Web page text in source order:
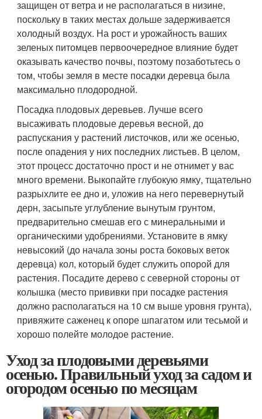
защищен от ветра и не располагаться в низине,
поскольку в таких местах дольше задерживается
холодный воздух. На рост и урожайность ваших
зеленых питомцев первоочередное влияние будет
оказывать качество почвы, поэтому позаботьтесь о
том, чтобы земля в месте посадки деревца была
максимально плодородной.
Посадка плодовых деревьев. Лучше всего
высаживать плодовые деревья весной, до
распускания у растений листочков, или же осенью,
после опадения у них последних листьев. В целом,
этот процесс достаточно прост и не отнимет у вас
много времени. Выкопайте глубокую ямку, тщательно
разрыхлите ее дно и, уложив на него перевернутый
дерн, засыпьте углубление вынутым грунтом,
предварительно смешав его с минеральными и
органическими удобрениями. Установите в ямку
невысокий (до начала зоны роста боковых веток
деревца) кол, который будет служить опорой для
растения. Посадите дерево с северной стороны от
колышка (место прививки при посадке растения
должно располагаться на 10 см выше уровня грунта),
привяжите саженец к опоре шпагатом или тесьмой и
хорошо полейте молодое растение.
Уход за плодовыми деревьями
осенью. Правильный уход за садом и
огородом осенью по месяцам